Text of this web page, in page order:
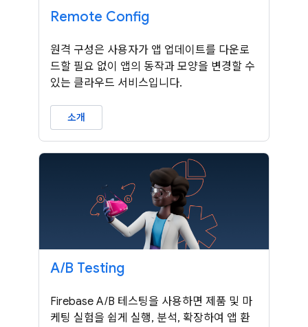
Remote Config
원격 구성은 사용자가 앱 업데이트를 다운로
드할 필요 없이 앱의 동작과 모양을 변경할 수
있는 클라우드 서비스입니다.
소개
A/B Testing
Firebase A/B 테스팅을 사용하면 제품 및 마
케팅 실험을 쉽게 실행, 분석, 확장하여 앱 환